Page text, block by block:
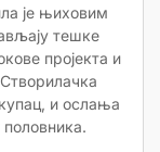
је њиховим
тешке
пројекта и
и ослања